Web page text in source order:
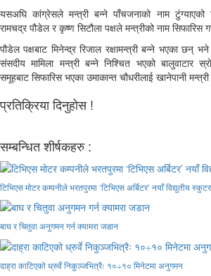
यसअघि कांग्रेसले मन्त्री बन्ने पाँचजनाको नाम टुंग्याएको
रामचद्र पौडेल र कृष्ण सिटौला पक्षले मन्त्रीको नाम सिफारिस
पौडेल पक्षबाट मिनेन्द्र रिजाल रक्षामन्त्री बन्ने भएका छन्
संसदीय मामिला मन्त्री बन्ने निश्चित भएको बालुवाटार
समूहबाट सिफारिस भएका उमाकान्त चौधरीलाई खानेपानी
प्रतिक्रिया दिनुहोस !
सम्बन्धित शीर्षकहरु :
टिभिएस मोटर कम्पनीले भरतपुरमा ‘टिभिएस अर्बिटर’ नयाँ विद्युतीय
बाघ र चितुवा अनुगमन गर्न क्यामरा जडान
दाह्रा काटिएको ध्रुर्वे निकुञ्जभित्रैः १०÷१० मिनेटमा अनुगमन